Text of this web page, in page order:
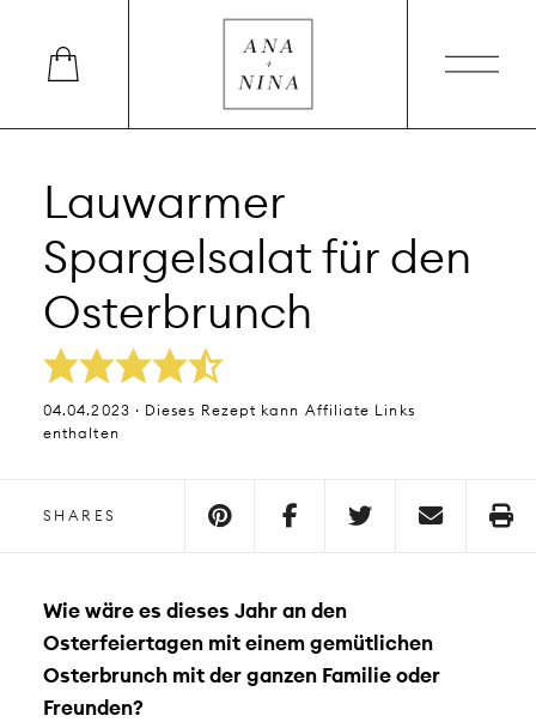
Lauwarmer
Spargelsalat für den
Osterbrunch
04.04.2023 · Dieses Rezept kann Affiliate Links
enthalten
SHARES
Wie wäre es dieses Jahr an den
Osterfeiertagen mit einem gemütlichen
Osterbrunch mit der ganzen Familie oder
Freunden?